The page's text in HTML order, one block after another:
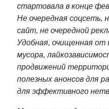
стартовала в конце
Не очередная соцсеть,
сайт, не очередной
Удобная, очищенная от
мусора,
продвижений
полезных анонсов для
для эффективного